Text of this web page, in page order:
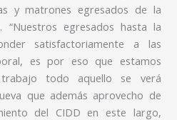
y matrones egresados de la
“Nuestros egresados hasta la
satisfactoriamente a las
es por eso que estamos
todo aquello se verá
que además aprovecho de
del CIDD en este largo,